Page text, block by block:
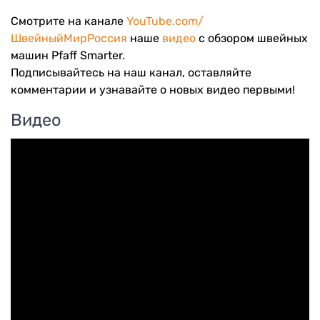
Смотрите на канале YouTube.com/
ШвейныйМирРоссия наше видео с обзором швейных
машин Pfaff Smarter.
Подписывайтесь на наш канал, оставляйте
комментарии и узнавайте о новых видео первыми!
Видео